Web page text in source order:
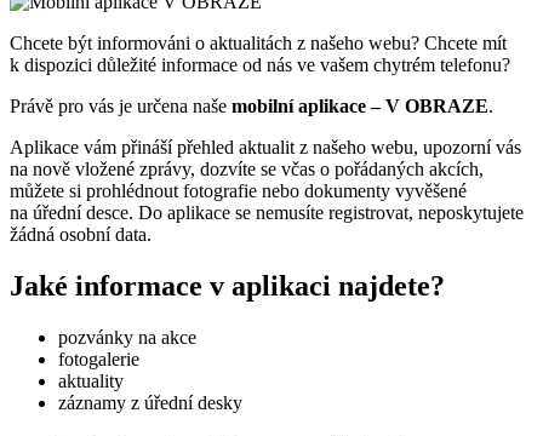
Chcete být informováni o aktualitách z našeho webu? Chcete mít
k dispozici důležité informace od nás ve vašem chytrém telefonu?
Právě pro vás je určena naše mobilní aplikace – V OBRAZE.
Aplikace vám přináší přehled aktualit z našeho webu, upozorní vás
na nově vložené zprávy, dozvíte se včas o pořádaných akcích,
můžete si prohlédnout fotografie nebo dokumenty vyvěšené
na úřední desce. Do aplikace se nemusíte registrovat, neposkytujete
žádná osobní data.
Jaké informace v aplikaci najdete?
pozvánky na akce
fotogalerie
aktuality
záznamy z úřední desky